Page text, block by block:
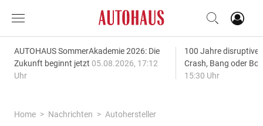
AUTOHAUS SommerAkademie 2026: Die
Zukunft beginnt jetzt 05.08.2026, 17:12
Uhr
100 Jahre disruptive
Crash, Bang oder
15:30 Uhr
Home Nachrichten
Autohersteller